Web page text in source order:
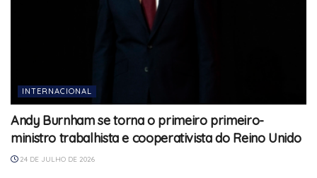
INTERNACIONAL
Andy Burnham se torna o primeiro primeiro-
ministro trabalhista e cooperativista do Reino Unido
24 DE JULHO DE 2026